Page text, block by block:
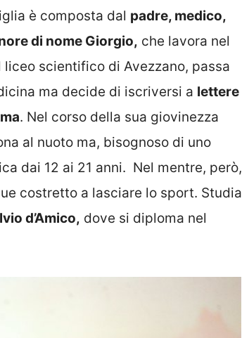
è composta dal padre, medico,
di nome Giorgio, che lavora nel
scientifico di Avezzano, passa
ma decide di iscriversi a lettere
. Nel corso della sua giovinezza
al nuoto ma, bisognoso di uno
dai 12 ai 21 anni. Nel mentre, però,
costretto a lasciare lo sport. Studia
d’Amico, dove si diploma nel